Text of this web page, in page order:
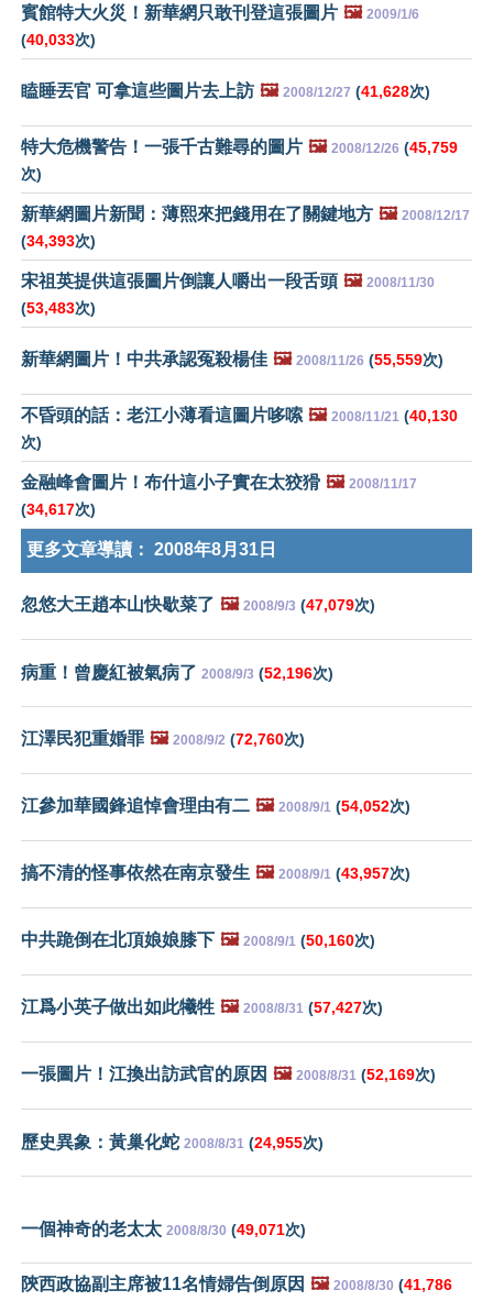
賓館特大火災！新華網只敢刊登這張圖片 🖼️ 2009/1/6
(40,033次)
瞌睡丟官 可拿這些圖片去上訪 🖼️ 2008/12/27 (41,628次)
特大危機警告！一張千古難尋的圖片 🖼️ 2008/12/26 (45,759
次)
新華網圖片新聞：薄熙來把錢用在了關鍵地方 🖼️ 2008/12/17
(34,393次)
宋祖英提供這張圖片倒讓人嚼出一段舌頭 🖼️ 2008/11/30
(53,483次)
新華網圖片！中共承認冤殺楊佳 🖼️ 2008/11/26 (55,559次)
不昏頭的話：老江小薄看這圖片哆嗦 🖼️ 2008/11/21 (40,130
次)
金融峰會圖片！布什這小子實在太狡猾 🖼️ 2008/11/17
(34,617次)
更多文章導讀： 2008年8月31日
忽悠大王趙本山快歇菜了 🖼️ 2008/9/3 (47,079次)
病重！曾慶紅被氣病了 2008/9/3 (52,196次)
江澤民犯重婚罪 🖼️ 2008/9/2 (72,760次)
江參加華國鋒追悼會理由有二 🖼️ 2008/9/1 (54,052次)
搞不清的怪事依然在南京發生 🖼️ 2008/9/1 (43,957次)
中共跪倒在北頂娘娘膝下 🖼️ 2008/9/1 (50,160次)
江爲小英子做出如此犧牲 🖼️ 2008/8/31 (57,427次)
一張圖片！江換出訪武官的原因 🖼️ 2008/8/31 (52,169次)
歷史異象：黃巢化蛇 2008/8/31 (24,955次)
一個神奇的老太太 2008/8/30 (49,071次)
陝西政協副主席被11名情婦告倒原因 🖼️ 2008/8/30 (41,786